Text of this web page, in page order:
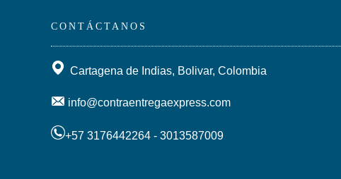
CONTÁCTANOS
Cartagena de Indias, Bolivar, Colombia
info@contraentregaexpress.com
+57 3176442264 - 3013587009